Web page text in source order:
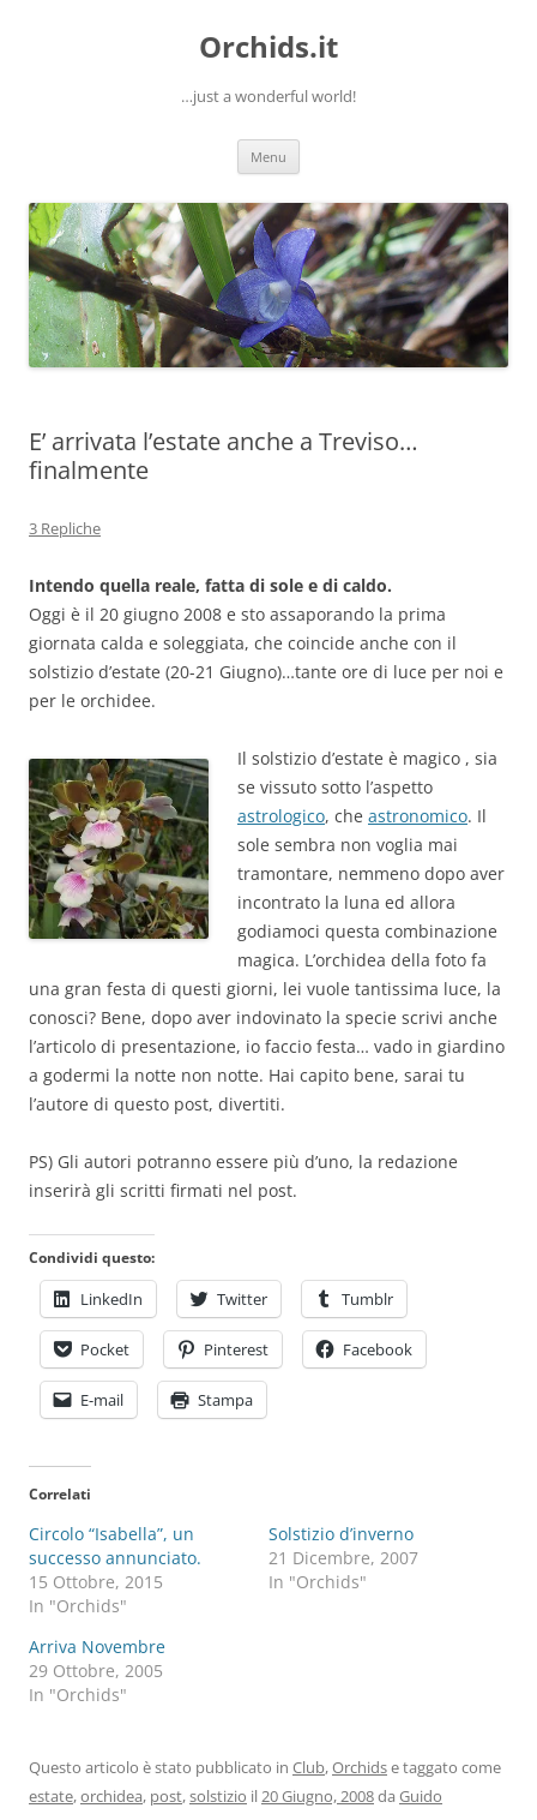
Orchids.it
…just a wonderful world!
Menu
E’ arrivata l’estate anche a Treviso…
finalmente
3 Repliche
Intendo quella reale, fatta di sole e di caldo.
Oggi è il 20 giugno 2008 e sto assaporando la prima
giornata calda e soleggiata, che coincide anche con il
solstizio d’estate (20-21 Giugno)…tante ore di luce per noi e
per le orchidee.
Il solstizio d’estate è magico , sia
se vissuto sotto l’aspetto
astrologico, che astronomico. Il
sole sembra non voglia mai
tramontare, nemmeno dopo aver
incontrato la luna ed allora
godiamoci questa combinazione
magica. L’orchidea della foto fa
una gran festa di questi giorni, lei vuole tantissima luce, la
conosci? Bene, dopo aver indovinato la specie scrivi anche
l’articolo di presentazione, io faccio festa… vado in giardino
a godermi la notte non notte. Hai capito bene, sarai tu
l’autore di questo post, divertiti.
PS) Gli autori potranno essere più d’uno, la redazione
inserirà gli scritti firmati nel post.
Condividi questo:
LinkedIn Twitter Tumblr
Pocket Pinterest Facebook
E-mail Stampa
Correlati
Circolo “Isabella”, un
successo annunciato.
15 Ottobre, 2015
In "Orchids"
Solstizio d’inverno
21 Dicembre, 2007
In "Orchids"
Arriva Novembre
29 Ottobre, 2005
In "Orchids"
Questo articolo è stato pubblicato in Club,Orchidse taggato come
estate,orchidea, post,solstizio il 20 Giugno, 2008da Guido